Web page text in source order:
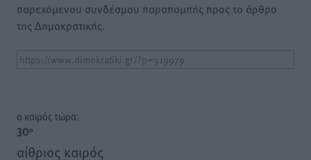
παρεχόμενου συνδέσμου παραπομπής προς το άρθρο
της Δημοκρατικής.
o καιρός τώρα:
30°
αίθριος καιρός